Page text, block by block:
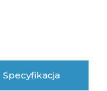
Specyfikacja